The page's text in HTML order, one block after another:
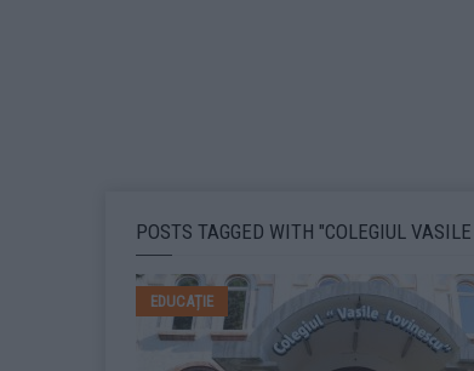
POSTS TAGGED WITH "COLEGIUL
EDUCAȚIE